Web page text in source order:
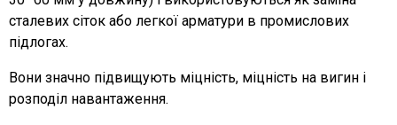
сталевих сіток або легкої арматури в промислових
підлогах.
Вони значно підвищують міцність, міцність на вигин і
розподіл навантаження.